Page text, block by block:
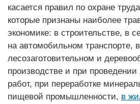
касается правил по охране
которые признаны наиболее
экономике: в строительстве, в
на автомобильном транспорте, в
лесозаготовительном и
производстве и при
работ, при переработке
пищевой промышленности, в